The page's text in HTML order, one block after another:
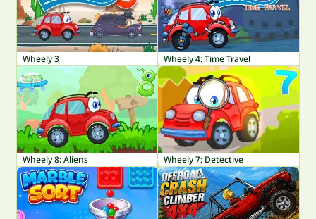
Wheely 3 Wheely 4: Time Travel
Wheely 8: Aliens Wheely 7: Detective